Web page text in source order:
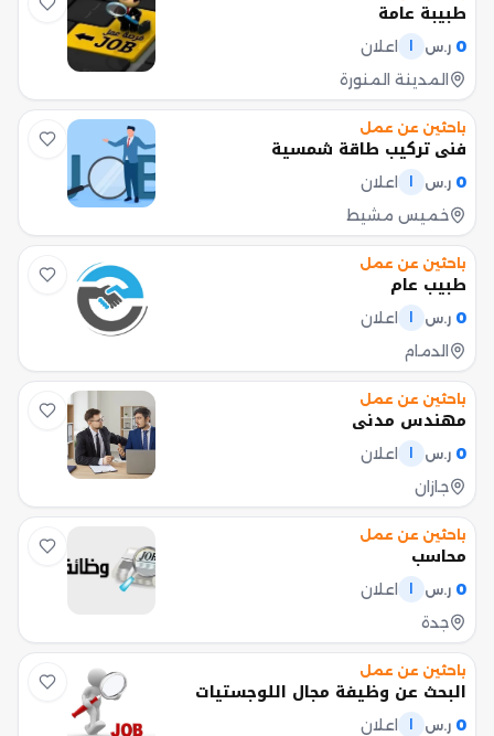
طبيبة عامة
0 ر.س
اعلان
المدينة المنورة
باحثين عن عمل
فني تركيب طاقة شمسية
0 ر.س
اعلان
خميس مشيط
باحثين عن عمل
طبيب عام
0 ر.س
اعلان
الدمام
باحثين عن عمل
مهندس مدني
0 ر.س
اعلان
جازان
باحثين عن عمل
محاسب
0 ر.س
اعلان
جدة
باحثين عن عمل
البحث عن وظيفة مجال اللوجستيات
0 ر.س
اعلان